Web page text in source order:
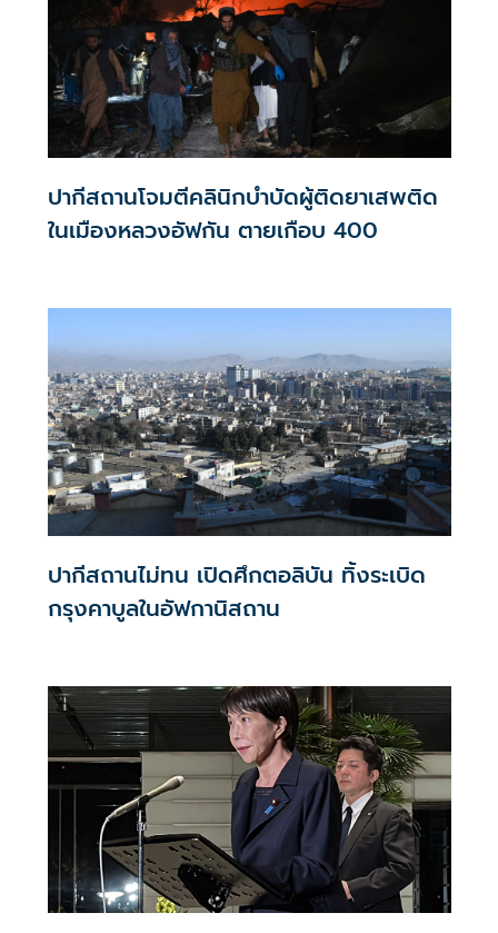
ปากีสถานโจมตีคลินิกบำบัดผู้ติดยาเสพติด
ในเมืองหลวงอัฟกัน ตายเกือบ 400
ปากีสถานไม่ทน เปิดศึกตอลิบัน ทิ้งระเบิด
กรุงคาบูลในอัฟกานิสถาน